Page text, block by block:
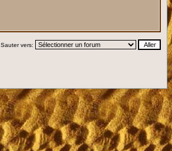
Sauter vers: